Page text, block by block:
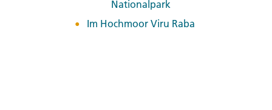
Nationalpark
Im Hochmoor Viru Raba